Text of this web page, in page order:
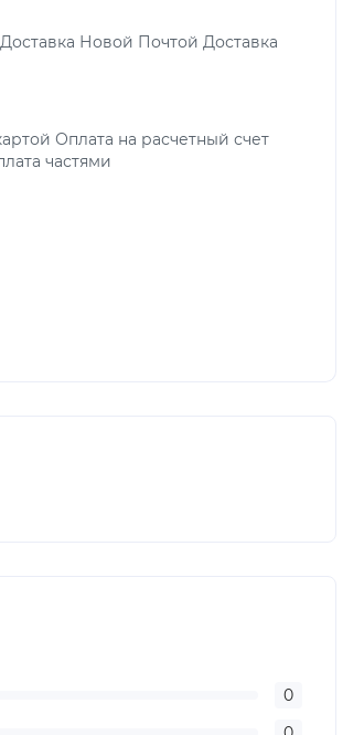
Новой Почтой Доставка
Оплата на расчетный счет
частями
0